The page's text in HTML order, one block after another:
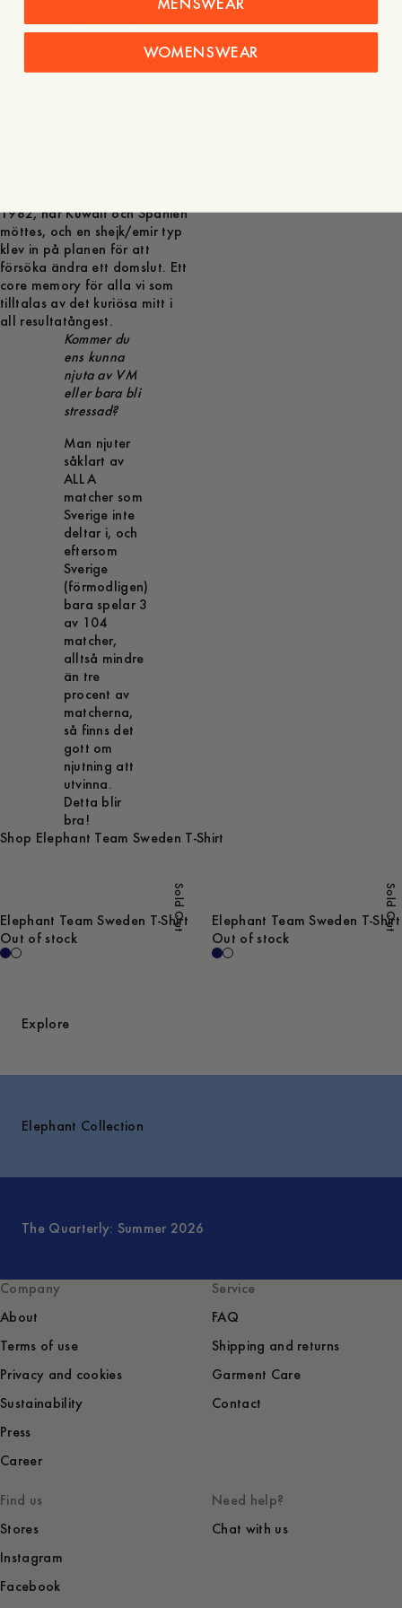
Vem blir VM:s
1982, när Kuwait och Spanien
möttes, och en shejk/emir typ
klev in på planen för att
försöka ändra ett domslut. Ett
core memory för alla vi som
tilltalas av det kuriösa mitt i
all resultatångest.
Kommer du
ens kunna
njuta av VM
eller bara bli
stressad?
Man njuter
såklart av
ALLA
matcher som
Sverige inte
deltar i, och
eftersom
Sverige
(förmodligen)
bara spelar 3
av 104
matcher,
alltså mindre
än tre
procent av
matcherna,
så finns det
gott om
njutning att
utvinna.
Detta blir
bra!
Shop Elephant Team Sweden T-Shirt
Sold Out
Elephant Team Sweden T-Shirt
Out of stock
Sold Out
Elephant Team Sweden T-Shirt
Out of stock
Explore
Elephant Collection
The Quarterly: Summer 2026
Company
About
Terms of use
Privacy and cookies
Sustainability
Press
Career
Service
FAQ
Shipping and returns
Garment Care
Contact
Find us
Stores
Instagram
Facebook
Need help?
Chat with us
WOMENSWEAR